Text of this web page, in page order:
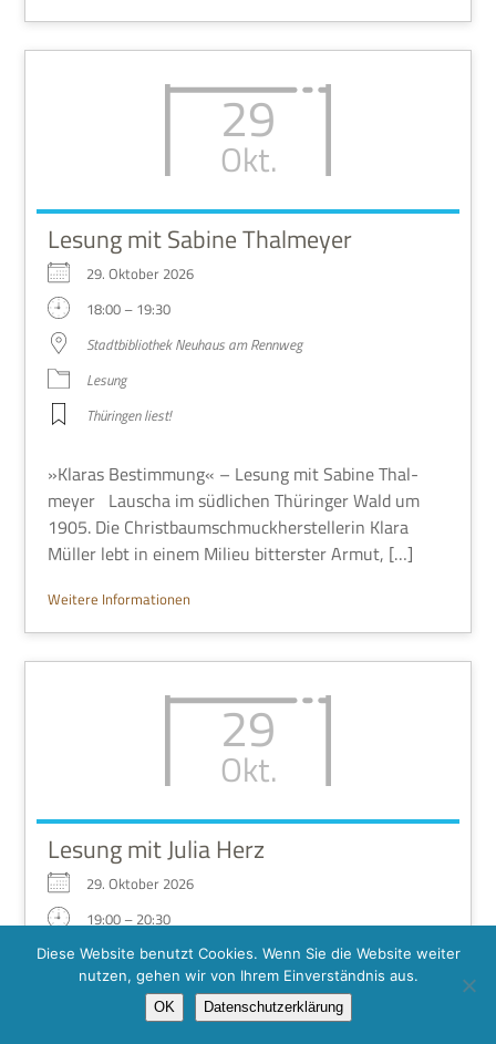
29
Okt.
Lesung mit Sabine Thalmeyer
29. Okto­ber 2026
18:00 – 19:30
Stadt­bi­blio­thek Neu­haus am Rennweg
Lesung
Thü­rin­gen liest!
»Kla­ras Bestim­mung« – Lesung mit Sabine Thal­
meyer Lauscha im süd­li­chen Thü­rin­ger Wald um
1905. Die Christ­baum­schmuck­her­stel­le­rin Klara
Mül­ler lebt in einem Milieu bit­ter­ster Armut, […]
Wei­tere Informationen
29
Okt.
Lesung mit Julia Herz
29. Okto­ber 2026
19:00 – 20:30
Biblio­thek Amt Wach­sen­burg Ichtershausen
Thü­rin­gen liest!
Diese Website benutzt Cookies. Wenn Sie die Website weiter
nutzen, gehen wir von Ihrem Einverständnis aus.
OK Datenschutzerklärung